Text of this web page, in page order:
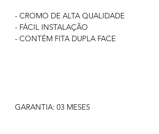
- CROMO DE ALTA QUALIDADE
- FÁCIL INSTALAÇÃO
- CONTÉM FITA DUPLA FACE
GARANTIA: 03 MESES